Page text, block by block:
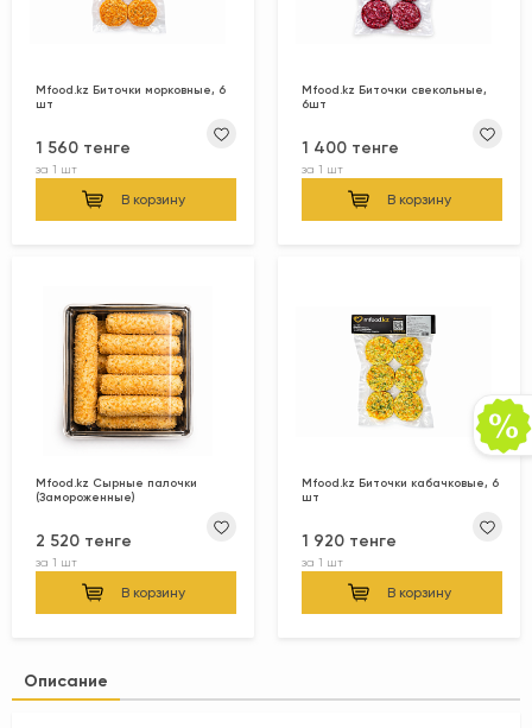
Mfood.kz Биточки морковные, 6
шт
1 560 тенге
за 1 шт
В корзину
Mfood.kz Сырные палочки
(Замороженные)
2 520 тенге
за 1 шт
В корзину
Mfood.kz Биточки свекольные,
6шт
1 400 тенге
за 1 шт
В корзину
Mfood.kz Биточки кабачковые, 6
шт
1 920 тенге
за 1 шт
В корзину
Описание